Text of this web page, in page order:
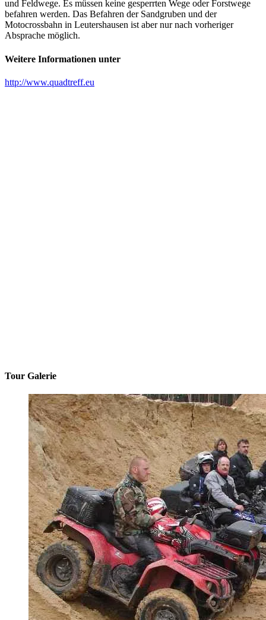
und Feldwege. Es müssen keine gesperrten Wege oder Forstwege
befahren werden. Das Befahren der Sandgruben und der
Motocrossbahn in Leutershausen ist aber nur nach vorheriger
Absprache möglich.
Weitere Informationen unter
http://www.quadtreff.eu
Tour Galerie